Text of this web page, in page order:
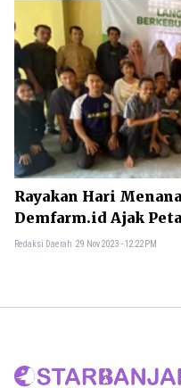
Rayakan Hari
Demfarm.id Ajak
Atasi Krisis Pangan
Redaksi Daerah 29 Nov 2023 - 12:22PM